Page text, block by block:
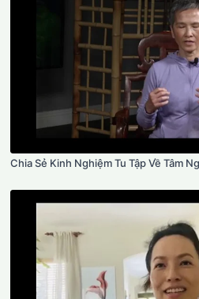
Chia Sẻ Kinh Nghiệm Tu Tập Về Tâm